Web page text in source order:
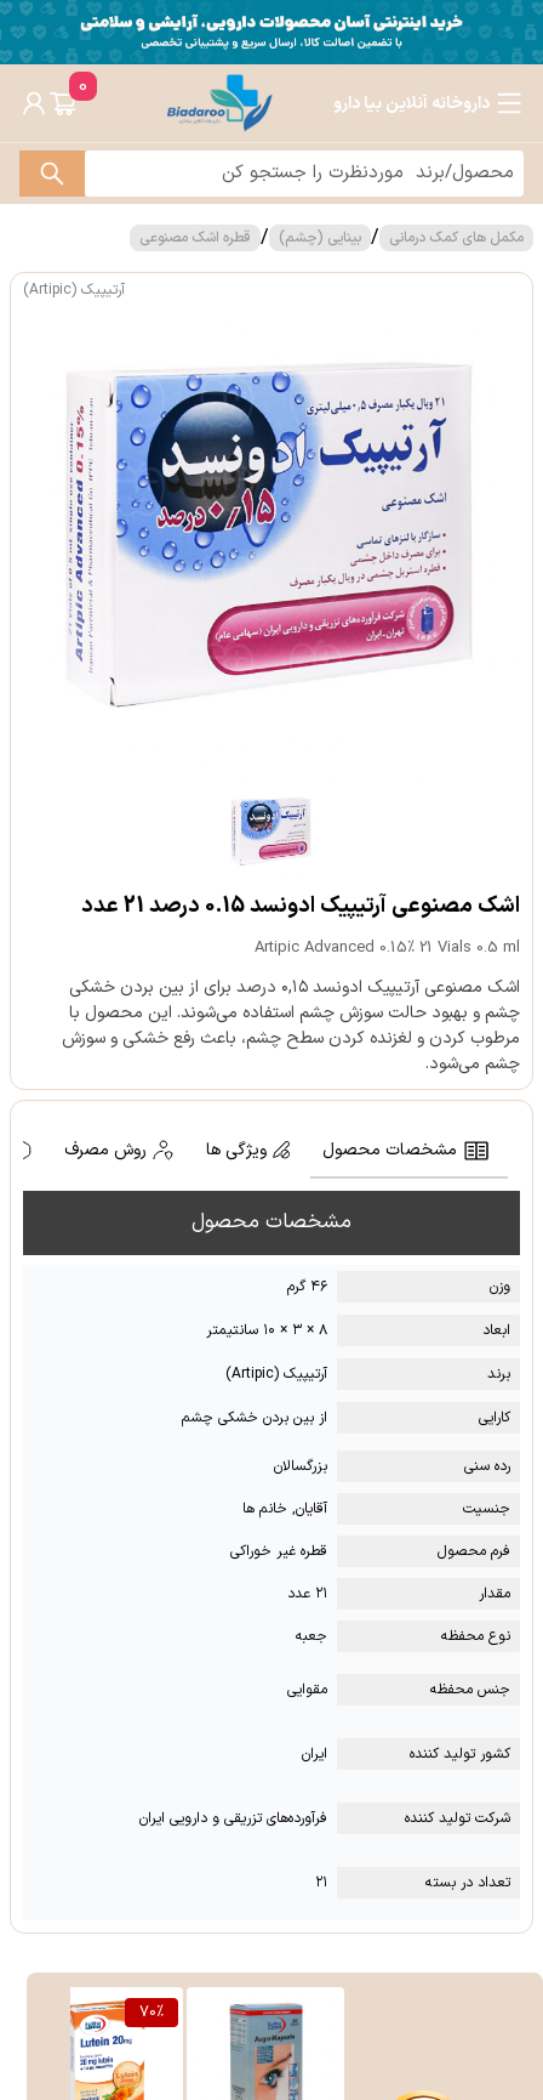
داروخانه آنلاین بیا دارو
0
مکمل های کمک درمانی / بینایی (چشم) / قطره اشک مصنوعی
آرتیپیک (Artipic)
اشک مصنوعی آرتیپیک ادونسد 0.15 درصد 21 عدد
Artipic Advanced 0.15% 21 Vials 0.5 ml
اشک مصنوعی آرتیپیک ادونسد ۰,۱۵ درصد برای از بین بردن خشکی
چشم و بهبود حالت سوزش چشم استفاده می‌شوند. این محصول با
مرطوب کردن و لغزنده کردن سطح چشم، باعث رفع خشکی و سوزش
چشم می‌شود.
مشخصات محصول ویژگی ها روش مصرف
مشخصات محصول
وزن
۴۶ گرم
ابعاد
۸ × ۳ × ۱۰ سانتیمتر
برند
آرتیپیک (Artipic)
کارایی
از بین بردن خشکی چشم
رده سنی
بزرگسالان
جنسیت
آقایان, خانم ها
فرم محصول
قطره غیر خوراکی
مقدار
۲۱ عدد
نوع محفظه
جعبه
جنس محفظه مقوایی
کشور تولید کننده ایران
شرکت تولید کننده فرآورده‌های تزریقی و دارویی ایران
تعداد در بسته ۲۱
70%